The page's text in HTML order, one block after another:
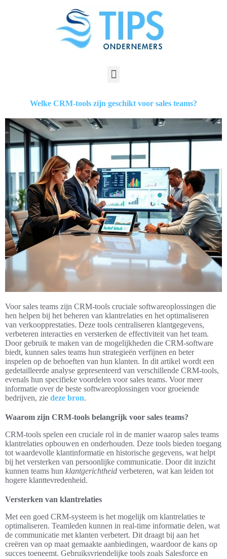
Welke CRM-tools zijn geschikt voor sales teams?
Voor sales teams zijn CRM-tools cruciale softwareoplossingen die
hen helpen bij het beheren van klantrelaties en het optimaliseren
van verkoopprestaties. Deze tools centraliseren klantgegevens,
verbeteren interacties en versterken de effectiviteit van het team.
Door gebruik te maken van de mogelijkheden die CRM-software
biedt, kunnen sales teams hun strategieën verfijnen en beter
inspelen op de behoeften van hun klanten. In dit artikel wordt een
gedetailleerde analyse gepresenteerd van verschillende CRM-tools,
evenals hun specifieke voordelen voor sales teams. Voor meer
informatie over de beste softwareoplossingen voor groeiende
bedrijven, zie deze bron.
Waarom zijn CRM-tools belangrijk voor sales teams?
CRM-tools spelen een cruciale rol in de manier waarop sales teams
klantrelaties opbouwen en onderhouden. Deze tools bieden toegang
tot waardevolle klantinformatie en historische gegevens, wat helpt
bij het versterken van persoonlijke communicatie. Door dit inzicht
kunnen teams hun klantgerichtheid verbeteren, wat kan leiden tot
hogere klanttevredenheid.
Versterken van klantrelaties
Met een goed CRM-systeem is het mogelijk om klantrelaties te
optimaliseren. Teamleden kunnen in real-time informatie delen, wat
de communicatie met klanten verbetert. Dit draagt bij aan het
creëren van op maat gemaakte aanbiedingen, waardoor de kans op
succes toeneemt. Gebruiksvriendelijke tools zoals Salesforce en